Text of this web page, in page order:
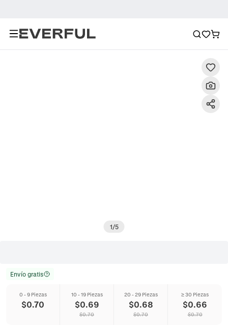
1/5
Envío gratis
0 - 9 Piezas
$0.70
10 - 19 Piezas
$0.69
$0.70
20 - 29 Piezas
$0.68
$0.70
≥ 30 Piezas
$0.66
$0.70